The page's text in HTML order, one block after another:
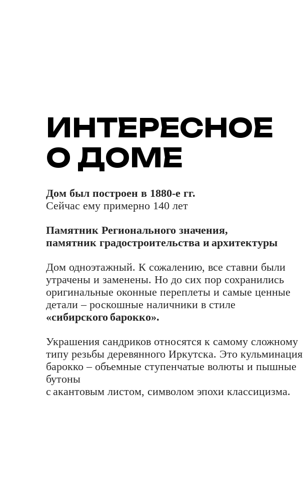
ИНТЕРЕСНОЕ
О ДОМЕ
Дом был построен в 1880-е гг.
Сейчас ему примерно 140 лет
Памятник Регионального значения,
памятник градостроительства и архитектуры
Дом одноэтажный. К сожалению, все ставни были
утрачены и заменены. Но до сих пор сохранились
оригинальные оконные переплеты и самые ценные
детали – роскошные наличники в стиле
«сибирскогобарокко».
Украшения сандриков относятся к самому сложному
типу резьбы деревянного Иркутска. Это кульминация
барокко – объемные ступенчатые волюты и пышные
бутоны
с акантовым листом, символом эпохи классицизма.